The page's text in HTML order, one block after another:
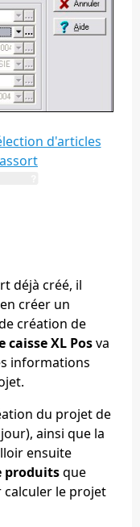
d'articles
déjà créé, il
créer un
création de
caisse XL Posva
informations
du projet de
ainsi que la
ensuite
produitsque
le projet